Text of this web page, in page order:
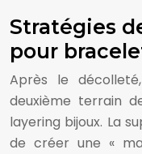
Stratégies
pour
Après le
deuxième terrain
layering bijoux. La
de créer une «